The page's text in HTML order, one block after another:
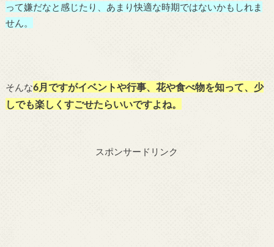
って嫌だなと感じたり、あまり快適な時期ではないかもしれま
せん。
そんな6月ですがイベントや行事、花や食べ物を知って、少
しでも楽しくすごせたらいいですよね。
スポンサードリンク